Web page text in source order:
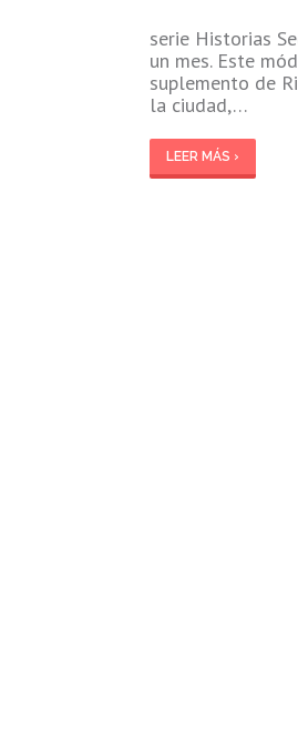
serie Historias
un mes. Este
suplemento de
la ciudad,…
LEER MÁS ›